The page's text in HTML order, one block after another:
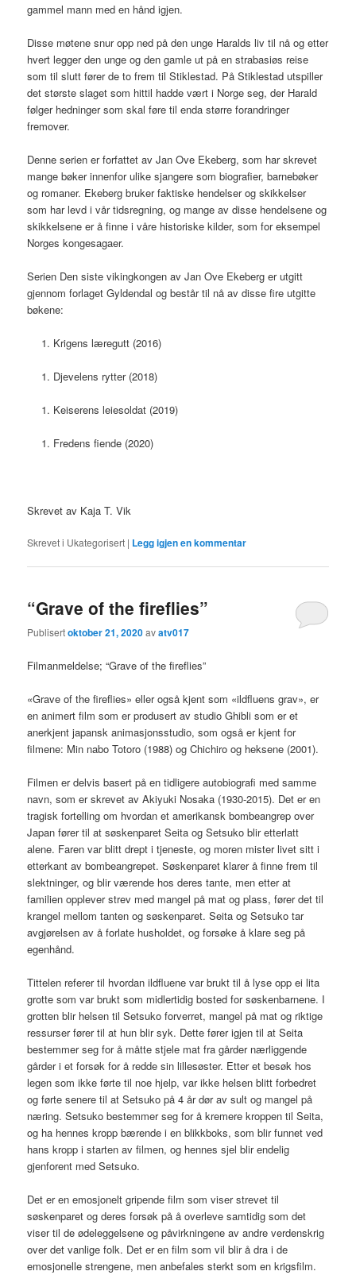
gammel mann med en hånd igjen.
Disse møtene snur opp ned på den unge Haralds liv til nå og etter
hvert legger den unge og den gamle ut på en strabasiøs reise
som til slutt fører de to frem til Stiklestad. På Stiklestad utspiller
det største slaget som hittil hadde vært i Norge seg, der Harald
følger hedninger som skal føre til enda større forandringer
fremover.
Denne serien er forfattet av Jan Ove Ekeberg, som har skrevet
mange bøker innenfor ulike sjangere som biografier, barnebøker
og romaner. Ekeberg bruker faktiske hendelser og skikkelser
som har levd i vår tidsregning, og mange av disse hendelsene og
skikkelsene er å finne i våre historiske kilder, som for eksempel
Norges kongesagaer.
Serien Den siste vikingkongen av Jan Ove Ekeberg er utgitt
gjennom forlaget Gyldendal og består til nå av disse fire utgitte
bøkene:
Krigens læregutt (2016)
Djevelens rytter (2018)
Keiserens leiesoldat (2019)
Fredens fiende (2020)
Skrevet av Kaja T. Vik
Skrevet i Ukategorisert | Legg igjen en kommentar
“Grave of the fireflies”
Publisertoktober 21, 2020avatv017
Filmanmeldelse; “Grave of the fireflies”
«Grave of the fireflies» eller også kjent som «ildfluens grav», er
en animert film som er produsert av studio Ghibli som er et
anerkjent japansk animasjonsstudio, som også er kjent for
filmene: Min nabo Totoro (1988) og Chichiro og heksene (2001).
Filmen er delvis basert på en tidligere autobiografi med samme
navn, som er skrevet av Akiyuki Nosaka (1930-2015). Det er en
tragisk fortelling om hvordan et amerikansk bombeangrep over
Japan fører til at søskenparet Seita og Setsuko blir etterlatt
alene. Faren var blitt drept i tjeneste, og moren mister livet sitt i
etterkant av bombeangrepet. Søskenparet klarer å finne frem til
slektninger, og blir værende hos deres tante, men etter at
familien opplever strev med mangel på mat og plass, fører det til
krangel mellom tanten og søskenparet. Seita og Setsuko tar
avgjørelsen av å forlate husholdet, og forsøke å klare seg på
egenhånd.
Tittelen referer til hvordan ildfluene var brukt til å lyse opp ei lita
grotte som var brukt som midlertidig bosted for søskenbarnene. I
grotten blir helsen til Setsuko forverret, mangel på mat og riktige
ressurser fører til at hun blir syk. Dette fører igjen til at Seita
bestemmer seg for å måtte stjele mat fra gårder nærliggende
gårder i et forsøk for å redde sin lillesøster. Etter et besøk hos
legen som ikke førte til noe hjelp, var ikke helsen blitt forbedret
og førte senere til at Setsuko på 4 år dør av sult og mangel på
næring. Setsuko bestemmer seg for å kremere kroppen til Seita,
og ha hennes kropp bærende i en blikkboks, som blir funnet ved
hans kropp i starten av filmen, og hennes sjel blir endelig
gjenforent med Setsuko.
Det er en emosjonelt gripende film som viser strevet til
søskenparet og deres forsøk på å overleve samtidig som det
viser til de ødeleggelsene og påvirkningene av andre verdenskrig
over det vanlige folk. Det er en film som vil blir å dra i de
emosjonelle strengene, men anbefales sterkt som en krigsfilm.